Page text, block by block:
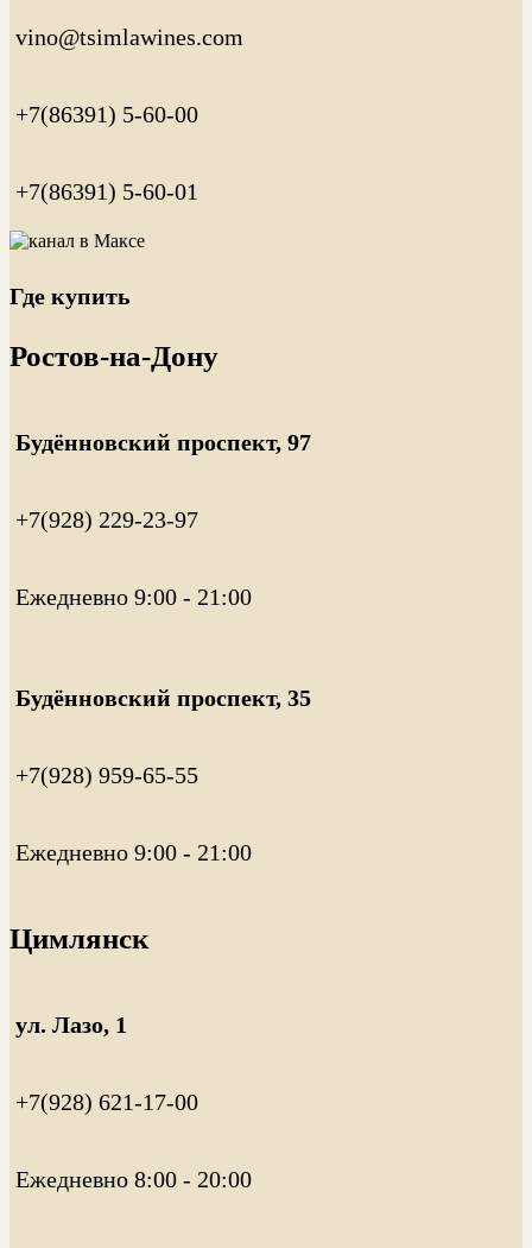
vino@tsimlawines.com
+7(86391) 5-60-00
+7(86391) 5-60-01
Где купить
Ростов-на-Дону
Будённовский проспект, 97
+7(928) 229-23-97
Ежедневно 9:00 - 21:00
Будённовский проспект, 35
+7(928) 959-65-55
Ежедневно 9:00 - 21:00
Цимлянск
ул. Лазо, 1
+7(928) 621-17-00
Ежедневно 8:00 - 20:00